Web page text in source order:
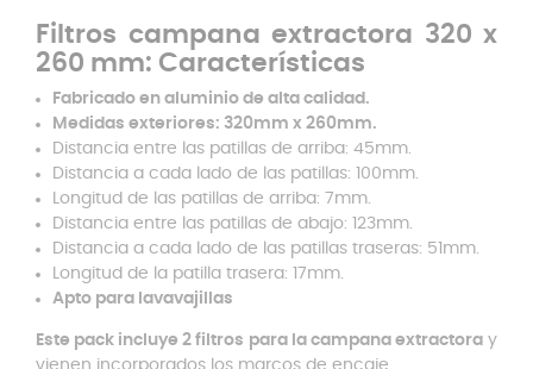
Filtros campana extractora 320 x
260 mm: Características
Fabricado en aluminio de alta calidad.
Medidas exteriores: 320mm x 260mm.
Distancia entre las patillas de arriba: 45mm.
Distancia a cada lado de las patillas: 100mm.
Longitud de las patillas de arriba: 7mm.
Distancia entre las patillas de abajo: 123mm.
Distancia a cada lado de las patillas traseras: 51mm.
Longitud de la patilla trasera: 17mm.
Apto para lavavajillas
Este pack incluye 2 filtros para la campana extractoray
vienen incorporados los marcos de encaje.